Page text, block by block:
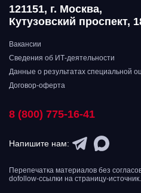
121151, г. Москва,
Кутузовский проспект,
Вакансии
Сведения об ИТ-деятельности
Данные о результатах специальной
Договор-оферта
8 (800) 775-16-41
Напишите нам:
Перепечатка материалов без
dofollow-ссылки на страницу-источник.